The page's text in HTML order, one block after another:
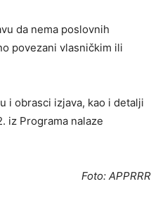
da nema poslovnih
povezani vlasničkim ili
i obrasci izjava, kao i detalji
iz Programa nalaze
Foto: APPRRR